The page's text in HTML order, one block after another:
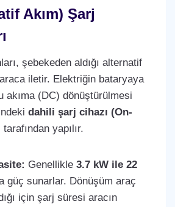
Akım) Şarj
şebekeden aldığı alternatif
araca iletir. Elektriğin bataryaya
akıma (DC) dönüştürülmesi
dahili şarj cihazı (On-
tarafından yapılır.
Genellikle 3.7 kW ile 22
güç sunarlar. Dönüşüm araç
için şarj süresi aracın